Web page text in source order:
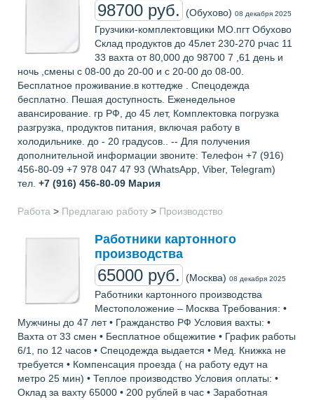
98700 руб. (Обухово) 08 декабря 2025
Грузчики-комплектовщики МО.пгт Обухово
Склад продуктов до 45лет 230-270 рчас 11
33 вахта от 80,000 до 98700 7 ,61 день и
ночь ,смены с 08-00 до 20-00 и с 20-00 до 08-00.
Бесплатное проживание.в коттедже . Спецодежда
бесплатно. Пешая доступность. Еженедельное
авансирование. гр РФ, до 45 лет, Комплектовка погрузка
разгрузка, продуктов питания, включая работу в
холодильнике. до - 20 градусов.. -- Для получения
дополнительной информации звоните: Телефон +7 (916)
456-80-09 +7 978 047 47 93 (WhatsApp, Viber, Telegram)
тел. +7 (916) 456-80-09 Мария
Работа > Предлагаю работу > Производство
Работники картонного
производства
65000 руб. (Москва) 08 декабря 2025
Работники картонного производства
Местоположение – Москва Требования: •
Мужчины до 47 лет • Гражданство РФ Условия вахты: •
Вахта от 33 смен • Бесплатное общежитие • График работы
6/1, по 12 часов • Спецодежда выдается • Мед. Книжка не
требуется • Компенсация проезда ( на работу едут на
метро 25 мин) • Теплое производство Условия оплаты: •
Оклад за вахту 65000 • 200 рублей в час • Заработная